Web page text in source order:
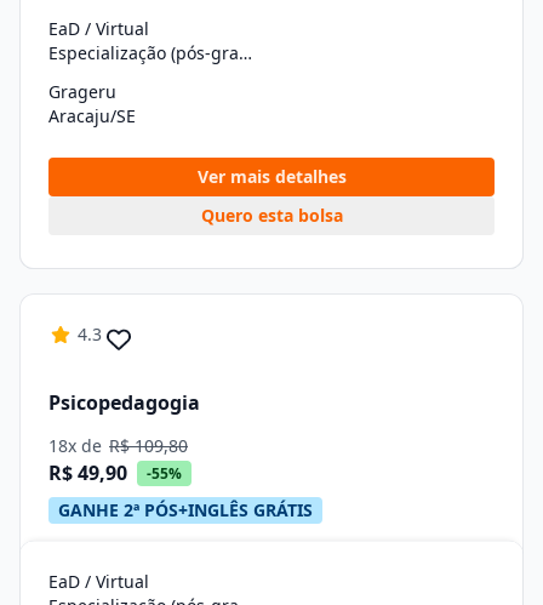
EaD / Virtual
Especialização (pós-graduação)
Grageru
Aracaju/SE
Ver mais detalhes
Quero esta bolsa
4.3
Psicopedagogia
18x de R$ 109,80
R$ 49,90 -55%
GANHE 2ª PÓS+INGLÊS GRÁTIS
EaD / Virtual